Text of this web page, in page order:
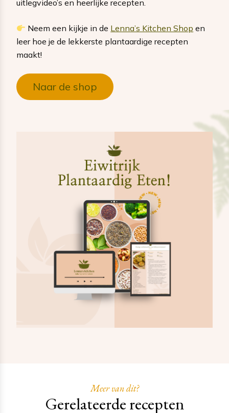
uitlegvideo’s en heerlijke recepten.
Neem een kijkje in de Lenna’s Kitchen Shop en
leer hoe je de lekkerste plantaardige recepten
maakt!
Naar de shop
Meer van dit?
Gerelateerde recepten